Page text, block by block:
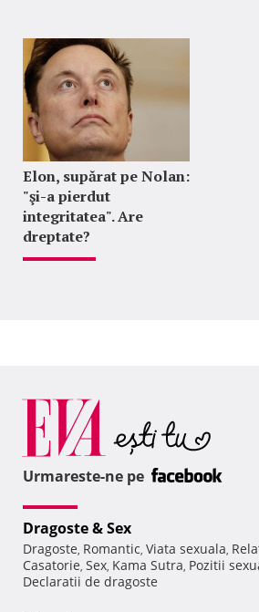
Elon, supărat pe Nolan:
"şi-a pierdut
integritatea". Are
dreptate?
Urmareste-ne pe
Dragoste & Sex
Dragoste, Romantic, Viata sexuala,
Casatorie, Sex, Kama Sutra, Pozitii
Declaratii de dragoste